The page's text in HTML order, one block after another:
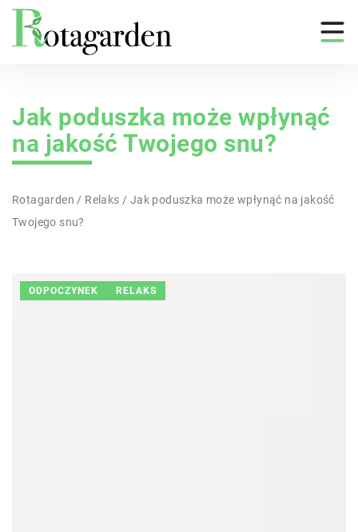
Jak poduszka może wpłynąć
na jakość Twojego snu?
Rotagarden / Relaks / Jak poduszka może wpłynąć na jakość
Twojego snu?
ODPOCZYNEK RELAKS